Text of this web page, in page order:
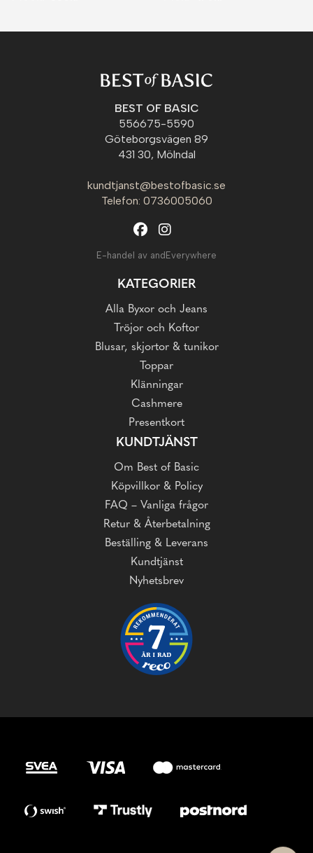
BEST OF BASIC
556675-5590
Göteborgsvägen 89
431 30, Mölndal
kundtjanst@bestofbasic.se
Telefon: 0736005060
E-handel av andEverywhere
KATEGORIER
Alla Byxor och Jeans
Tröjor och Koftor
Blusar, skjortor & tunikor
Toppar
Klänningar
Cashmere
Presentkort
KUNDTJÄNST
Om Best of Basic
Köpvillkor & Policy
FAQ – Vanliga frågor
Retur & Återbetalning
Beställing & Leverans
Kundtjänst
Nyhetsbrev